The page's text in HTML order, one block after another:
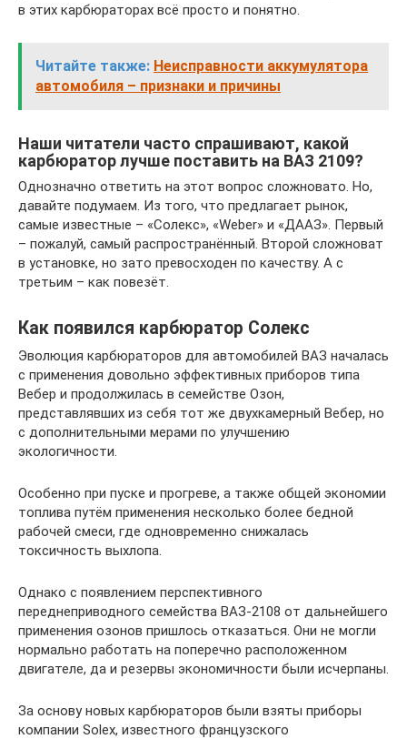
в этих карбюраторах всё просто и понятно.
Читайте также: Неисправности аккумулятора
автомобиля – признаки и причины
Наши читатели часто спрашивают, какой
карбюратор лучше поставить на ВАЗ 2109?
Однозначно ответить на этот вопрос сложновато. Но,
давайте подумаем. Из того, что предлагает рынок,
самые известные – «Солекс», «Weber» и «ДААЗ». Первый
– пожалуй, самый распространённый. Второй сложноват
в установке, но зато превосходен по качеству. А с
третьим – как повезёт.
Как появился карбюратор Солекс
Эволюция карбюраторов для автомобилей ВАЗ началась
с применения довольно эффективных приборов типа
Вебер и продолжилась в семействе Озон,
представлявших из себя тот же двухкамерный Вебер, но
с дополнительными мерами по улучшению
экологичности.
Особенно при пуске и прогреве, а также общей экономии
топлива путём применения несколько более бедной
рабочей смеси, где одновременно снижалась
токсичность выхлопа.
Однако с появлением перспективного
переднеприводного семейства ВАЗ-2108 от дальнейшего
применения озонов пришлось отказаться. Они не могли
нормально работать на поперечно расположенном
двигателе, да и резервы экономичности были исчерпаны.
За основу новых карбюраторов были взяты приборы
компании Solex, известного французского